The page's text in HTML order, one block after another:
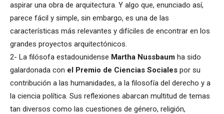
aspirar una obra de arquitectura. Y algo que, enunciado así,
parece fácil y simple, sin embargo, es una de las
características más relevantes y difíciles de encontrar en los
grandes proyectos arquitectónicos.
2- La filósofa estadounidense Martha Nussbaum ha sido
galardonada con el Premio de Ciencias Sociales por su
contribución a las humanidades, a la filosofía del derecho y a
la ciencia política. Sus reflexiones abarcan multitud de temas
tan diversos como las cuestiones de género, religión,